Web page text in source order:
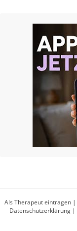
Als Therapeut eintragen |
Datenschutzerklärung|